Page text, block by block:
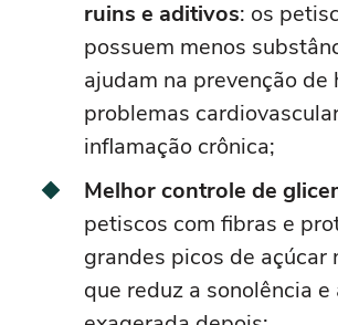
ruins e aditivos: os
possuem menos
ajudam na prevenção de
problemas
inflamação crônica;
Melhor controle de
petiscos com fibras e
grandes picos de açúcar
que reduz a sonolência